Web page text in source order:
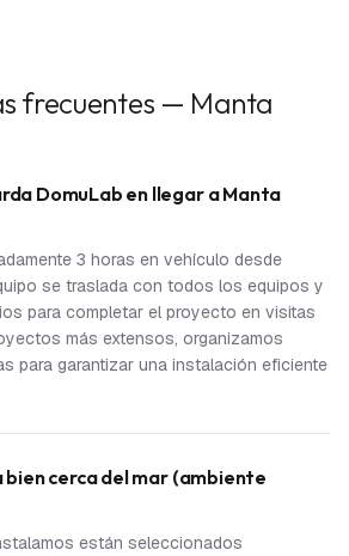
frecuentes — Manta
DomuLab en llegar a Manta
3 horas en vehículo desde
se traslada con todos los equipos y
para completar el proyecto en visitas
más extensos, organizamos
para garantizar una instalación eficiente
cerca del mar (ambiente
están seleccionados